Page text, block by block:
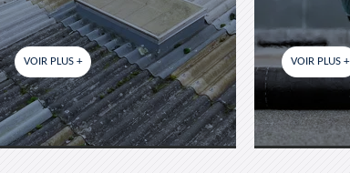
VOIR PLUS + VOIR PLUS +